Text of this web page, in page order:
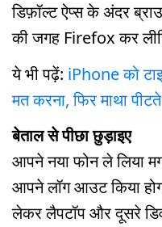
डिफ़ॉल्ट ऐप्स के अंदर
की जगह Firefox कर
ये भी पढ़ें: iPhone को
मत करना, फिर माथा
बेताल से पीछा छुड़ाइए
आपने नया फोन ले लिया
आपने लॉग आउट किया
लेकर लैपटॉप और दूसरे